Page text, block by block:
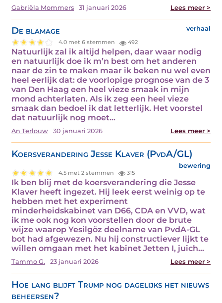
Gabriëla Mommers 31 januari 2026 Lees meer >
De blamage verhaal
4.0 met 6 stemmen 492
Natuurlijk zal ik altijd helpen, daar waar nodig
en natuurlijk doe ik m’n best om het anderen
naar de zin te maken maar ik beken nu wel even
heel eerlijk dat: de voorlopige prognose van de 3
van Den Haag een heel vieze smaak in mijn
mond achterlaten. Als ik zeg een heel vieze
smaak dan bedoel ik dat letterlijk. Het voorstel
dat natuurlijk nog moet…
An Terlouw 30 januari 2026 Lees meer >
Koersverandering Jesse Klaver (PvdA/GL)
bewering
4.5 met 2 stemmen 315
Ik ben blij met de koersverandering die Jesse
Klaver heeft ingezet. Hij leek eerst weinig op te
hebben met het experiment
minderheidskabinet van D66, CDA en VVD, wat
ik me ook nog kon voorstellen door de brute
wijze waarop Yesilgöz deelname van PvdA-GL
bot had afgewezen. Nu hij constructiever lijkt te
willen omgaan met het kabinet Jetten I, juich…
Tammo G. 23 januari 2026 Lees meer >
Hoe lang blijft Trump nog dagelijks het nieuws
beheersen?